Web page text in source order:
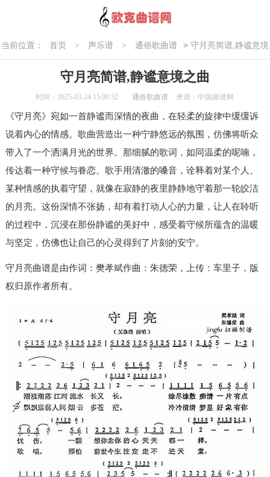
当前位置： 首页 > 声乐谱 > 通俗歌曲谱 > 守月亮简谱,静谧意境
守月亮简谱,静谧意境之曲
时间：2025-03-24 15:09:32 通俗歌曲谱 来源：中国曲谱网
《守月亮》宛如一首静谧而深情的夜曲，在轻柔的旋律中缓缓诉
说着内心的情感。歌曲营造出一种宁静悠远的氛围，仿佛将听众
带入了一个洒满月光的世界。那细腻的歌词，如同温柔的呢喃，
传达着一种守候与眷恋。歌手用清澈的嗓音，诠释着对某个人、
某种情感的执着守望，就像在寂静的夜里静静地守着那一轮皎洁
的月亮。这份深情不张扬，却有着打动人心的力量，让人在聆听
的过程中，沉浸在那份静谧的美好中，感受着守候所蕴含的温暖
与坚定，仿佛也让自己的心灵得到了片刻的安宁。
守月亮曲谱是由作词：樊孝斌作曲：朱德荣，上传：车里子，版
权归原作者所有。